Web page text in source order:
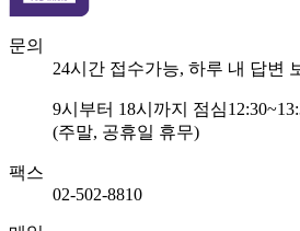
문의
24시간 접수가능, 하루 내 답변
9시부터 18시까지 점심
(주말, 공휴일 휴무)
팩스
02-502-8810